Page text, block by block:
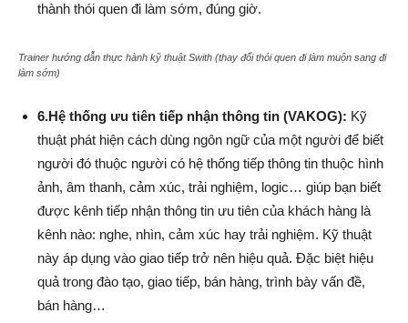
thành thói quen đi làm sớm, đúng giờ.
Trainer hướng dẫn thực hành kỹ thuật Swith (thay đổi thói quen đi làm muộn sang đi
làm sớm)
6.Hệ thống ưu tiên tiếp nhận thông tin (VAKOG): Kỹ
thuật phát hiện cách dùng ngôn ngữ của một người để biết
người đó thuộc người có hệ thống tiếp thông tin thuộc hình
ảnh, âm thanh, cảm xúc, trải nghiệm, logic… giúp bạn biết
được kênh tiếp nhận thông tin ưu tiên của khách hàng là
kênh nào: nghe, nhìn, cảm xúc hay trải nghiệm. Kỹ thuật
này áp dụng vào giao tiếp trở nên hiệu quả. Đặc biệt hiệu
quả trong đào tạo, giao tiếp, bán hàng, trình bày vấn đề,
bán hàng…